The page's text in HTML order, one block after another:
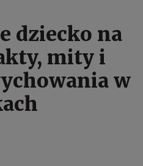
dziecko na
mity i
w